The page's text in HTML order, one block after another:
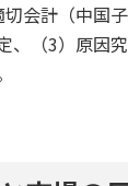
会計（中国
、（3）原因